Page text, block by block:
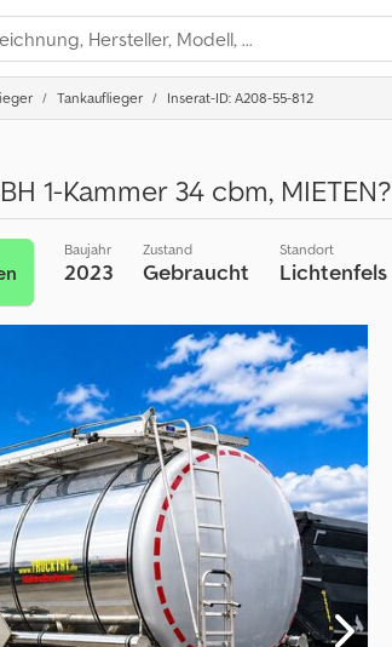
Tankauflieger Inserat-ID: A208-55-812
1-Kammer 34 cbm, MIETEN?
Baujahr
2023
Zustand
Gebraucht
Standort
Lichtenfels